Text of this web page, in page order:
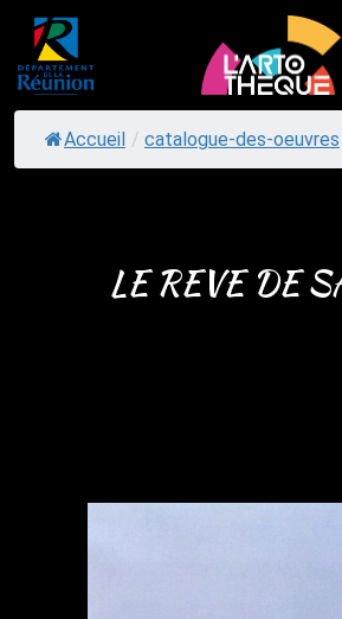
Skip
content
Accueil / catalogue-des-oeuvres
LE REVE DE